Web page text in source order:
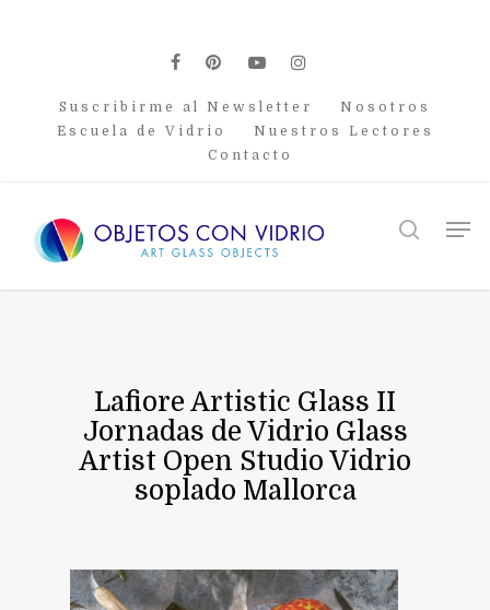
facebook
pinterest
youtubeinstagram
Suscribirme al Newsletter
Nosotros
Escuela de Vidrio
Nuestros Lectores
Contacto
search
Lafiore Artistic Glass II
Jornadas de Vidrio Glass
Artist Open Studio Vidrio
soplado Mallorca